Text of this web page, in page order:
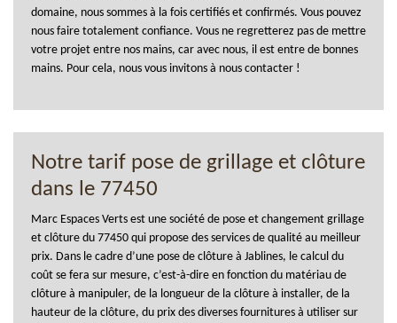
domaine, nous sommes à la fois certifiés et confirmés. Vous pouvez
nous faire totalement confiance. Vous ne regretterez pas de mettre
votre projet entre nos mains, car avec nous, il est entre de bonnes
mains. Pour cela, nous vous invitons à nous contacter !
Notre tarif pose de grillage et clôture
dans le 77450
Marc Espaces Verts est une société de pose et changement grillage
et clôture du 77450 qui propose des services de qualité au meilleur
prix. Dans le cadre d’une pose de clôture à Jablines, le calcul du
coût se fera sur mesure, c’est-à-dire en fonction du matériau de
clôture à manipuler, de la longueur de la clôture à installer, de la
hauteur de la clôture, du prix des diverses fournitures à utiliser sur